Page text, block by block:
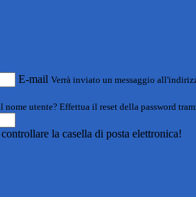
E-mail Verrà inviato un messaggio
nome utente? Effettua il reset della password
la casella di posta elettronica!